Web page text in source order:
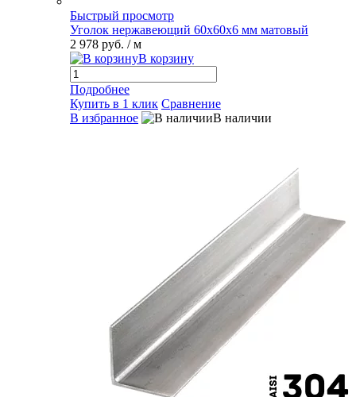
Быстрый просмотр
Уголок нержавеющий 60х60х6 мм матовый
2 978 руб. / м
В корзину
Подробнее
Купить в 1 клик Сравнение
В избранное
В наличии